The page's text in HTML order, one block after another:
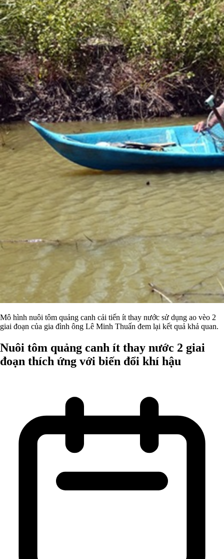
Mô hình nuôi tôm quảng canh cải tiến ít thay nước sử dụng ao vèo 2
giai đoạn của gia đình ông Lê Minh Thuấn đem lại kết quả khả quan.
Nuôi tôm quảng canh ít thay nước 2 giai
đoạn thích ứng với biến đổi khí hậu